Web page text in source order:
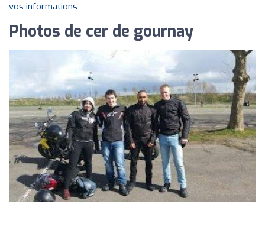
vos informations
Photos de cer de gournay